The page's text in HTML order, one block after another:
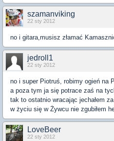
szamanviking
22 sty 2012
no i gitara,musisz złamać
jedroll1
22 sty 2012
no i super Piotruś, robimy ogień na
a poza tym ja się potrace zaś na
tak to ostatnio wracając jechałem
w życiu się w Żywcu nie zgubiłem
LoveBeer
22 sty 2012